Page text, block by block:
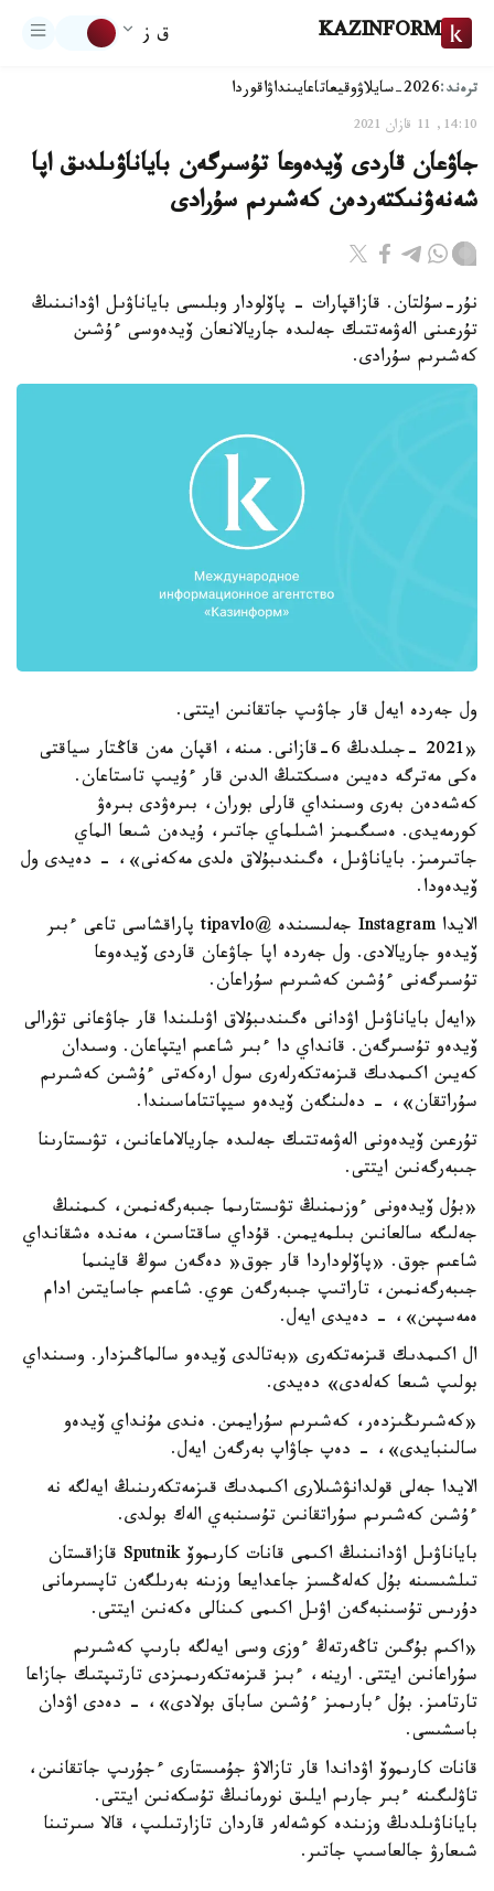
KAZINFORM ق ز
ترەند:2026-سايلاۋ وقيعاتاعايىنداۋاقوردا
14:10, 11 قازان 2021
جاۋعان قاردى ۆيدەوعا تۇسىرگەن باياناۋىلدىق اپا
شەنەۋنىكتەردەن كەشىرىم سۇرادى
نۇر-سۇلتان. قازاقپارات - پاۆلودار وبلىسى باياناۋىل اۋدانىنىڭ
تۇرعىنى الەۋمەتتىك جەلىدە جاريالانعان ۆيدەوسى ءۇشىن
كەشىرىم سۇرادى.
ول جەردە ايەل قار جاۋىپ جاتقانىن ايتتى.
«2021 -جىلدىڭ 6-قازانى. مىنە، اقپان مەن قاڭتار سياقتى
ەكى مەترگە دەيىن ەسىكتىڭ الدىن قار ءۇيىپ تاستاعان.
كەشەدەن بەرى وسىنداي قارلى بوران، بىرەۋدى بىرەۋ
كورمەيدى. ەسىگىمىز اشىلماي جاتىر، ۇيدەن شىعا الماي
جاتىرمىز. باياناۋىل، ەگىندىبۇلاق ەلدى مەكەنى»، - دەيدى ول
ۆيدەودا.
الايدا Instagram جەلىسىندە @tipavlo پاراقشاسى تاعى ءبىر
ۆيدەو جاريالادى. ول جەردە اپا جاۋعان قاردى ۆيدەوعا
تۇسىرگەنى ءۇشىن كەشىرىم سۇراعان.
«ايەل باياناۋىل اۋدانى ەگىندىبۇلاق اۋىلىندا قار جاۋعانى تۋرالى
ۆيدەو تۇسىرگەن. قانداي دا ءبىر شاعىم ايتپاعان. وسىدان
كەيىن اكىمدىك قىزمەتكەرلەرى سول ارەكەتى ءۇشىن كەشىرىم
سۇراتقان»، - دەلىنگەن ۆيدەو سيپاتتاماسىندا.
تۇرعىن ۆيدەونى الەۋمەتتىك جەلىدە جاريالاماعانىن، تۋىستارىنا
جىبەرگەنىن ايتتى.
«بۇل ۆيدەونى ءوزىمنىڭ تۋىستارىما جىبەرگەنمىن، كىمنىڭ
جەلىگە سالعانىن بىلمەيمىن. قۇداي ساقتاسىن، مەندە ەشقانداي
شاعىم جوق. «پاۆلوداردا قار جوق« دەگەن سوڭ قاينىما
جىبەرگەنمىن، تاراتىپ جىبەرگەن عوي. شاعىم جاسايتىن ادام
ەمەسپىن»، - دەيدى ايەل.
ال اكىمدىك قىزمەتكەرى «بەتالدى ۆيدەو سالماڭىزدار. وسىنداي
بولىپ شىعا كەلەدى» دەيدى.
«كەشىرىڭىزدەر، كەشىرىم سۇرايمىن. ەندى مۇنداي ۆيدەو
سالىنبايدى»، - دەپ جاۋاپ بەرگەن ايەل.
الايدا جەلى قولدانۋشىلارى اكىمدىك قىزمەتكەرىنىڭ ايەلگە نە
ءۇشىن كەشىرىم سۇراتقانىن تۇسىنبەي الەك بولدى.
باياناۋىل اۋدانىنىڭ اكىمى قانات كارىموۆ Sputnik قازاقستان
تىلشىسىنە بۇل كەلەڭسىز جاعدايعا وزىنە بەرىلگەن تاپسىرمانى
دۇرىس تۇسىنبەگەن اۋىل اكىمى كىنالى ەكەنىن ايتتى.
«اكىم بۇگىن تاڭەرتەڭ ءوزى وسى ايەلگە بارىپ كەشىرىم
سۇراعانىن ايتتى. ارينە، ءبىز قىزمەتكەرىمىزدى تارتىپتىك جازاعا
تارتامىز. بۇل ءبارىمىز ءۇشىن ساباق بولادى»، - دەدى اۋدان
باسشىسى.
قانات كارىموۆ اۋداندا قار تازالاۋ جۇمىستارى ءجۇرىپ جاتقانىن،
تاۋلىگىنە ءبىر جارىم ايلىق نورمانىڭ تۇسكەنىن ايتتى.
باياناۋىلدىڭ وزىندە كوشەلەر قاردان تازارتىلىپ، قالا سىرتىنا
شىعارۋ جالعاسىپ جاتىر.